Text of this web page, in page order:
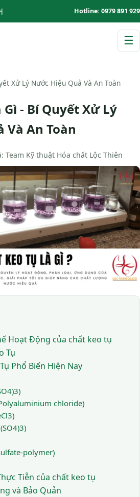
Hotline: 0979 891 929
☰
Xử Lý Nước Hiệu Quả Và An Toàn
Gì - Bí Quyết Xử Lý
Và An Toàn
Team Kỹ thuật Hóa chất Lộc Thiên
Hoạt Động của chất keo tụ
Tụ
Phổ Biến Hiện Nay
chloride)
polymer)
Tiễn của chất keo tụ
và Bảo Quản